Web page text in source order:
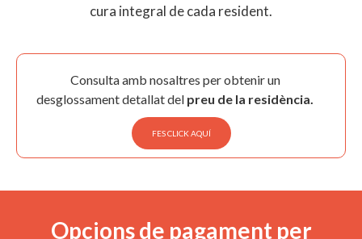
cura integral de cada resident.
Consulta amb nosaltres per obtenir un
desglossament detallat del preu de la residència.
FES CLICK AQUÍ
Opcions de pagament per